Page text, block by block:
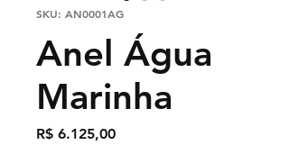
SKU: AN0001AG
Anel Água
Marinha
R$ 6.125,00Preço